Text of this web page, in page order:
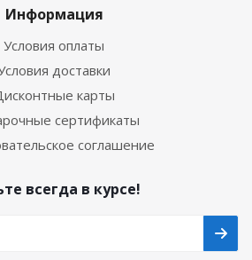
Информация
Условия оплаты
доставки
карты
сертификаты
соглашение
всегда в курсе!